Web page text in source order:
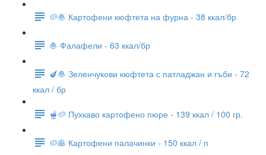
🥔🧆 Картофени кюфтета на фурна - 38 ккал/бр
🧆 Фалафели - 63 ккал/бр
🍆🧆 Зеленчукови кюфтета с патладжан и гъби - 72
ккал / бр
🫕🥔 Пухкаво картофено пюре - 139 ккал / 100 гр.
🥔🥞 Картофени палачинки - 150 ккал / п